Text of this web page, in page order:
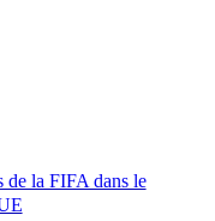
de la FIFA dans le